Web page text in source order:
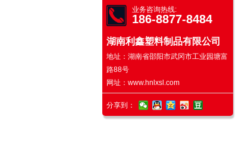
业务咨询热线:
186-8877-8484
湖南利鑫塑料制品有限公司
地址：湖南省邵阳市武冈市工业园塘富
路88号
网址： www.hnlxsl.com
分享到：